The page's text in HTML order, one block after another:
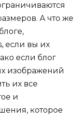
А что же
если вы их
если блог
изображений
их все
и
которое